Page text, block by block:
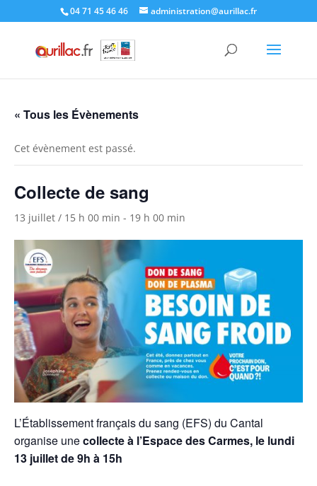
04 71 45 46 46 administration@aurillac.fr
« Tous les Évènements
Cet évènement est passé.
Collecte de sang
13 juillet / 15 h 00 min - 19 h 00 min
L’Établissement français du sang (EFS) du Cantal
organise unecollecte à l’Espace des Carmes, le lundi
13 juillet de 9h à 15h